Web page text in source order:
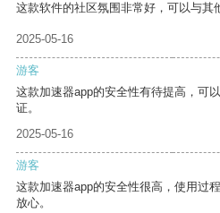
这款软件的社区氛围非常好，可以与其
2025-05-16
游客
这款加速器app的安全性有待提高，可
证。
2025-05-16
游客
这款加速器app的安全性很高，使用过
放心。